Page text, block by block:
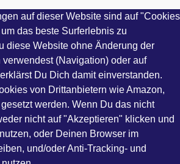
auf dieser Website sind auf "Cookies
das beste Surferlebnis zu
diese Website ohne Änderung der
(Navigation) oder auf
Du Dich damit einverstanden.
von Drittanbietern wie Amazon,
werden. Wenn Du das nicht
nicht auf "Akzeptieren" klicken und
oder Deinen Browser im
und/oder Anti-Tracking- und